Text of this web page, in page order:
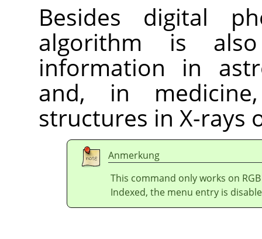
Besides digital
algorithm is
information in
and, in
structures in X-rays
Anmerkung
This command only works on
Indexed, the menu entry is